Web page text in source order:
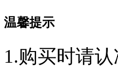
温馨提示
1.购买时请